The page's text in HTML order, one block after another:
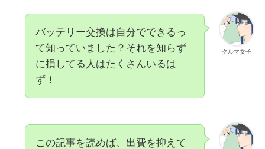
クルマ女子
バッテリー交換は自分でできるっ
て知っていました？それを知らず
に損してる人はたくさんいるは
ず！
この記事を読めば、出費を抑えて